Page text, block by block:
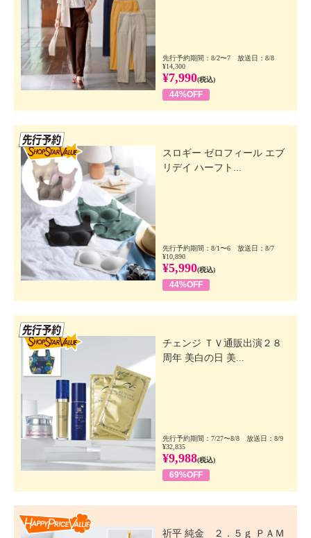
先行予約期間：8/2〜7 放送日：8/8
¥14,300
¥7,990(税込)
44%OFF
スロギー ゼロフィール エブ
リデイ ハーフト...
先行予約期間：8/1〜6 放送日：8/7
¥10,890
¥5,990(税込)
44%OFF
チェンジ ＴＶ通販出演２８
周年 美白の日 美...
先行予約期間：7/27〜8/8 放送日：8/9
¥32,835
¥9,988(税込)
69%OFF
祈平 純金 ２．５ｇ ＰＡＭ